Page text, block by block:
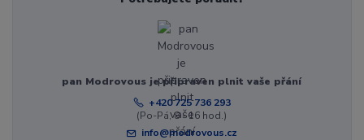
pan Modrovous je připraven plnit vaše přání
+420 725 736 293
(Po-Pá, 8 - 16 hod.)
info@modrovous.cz